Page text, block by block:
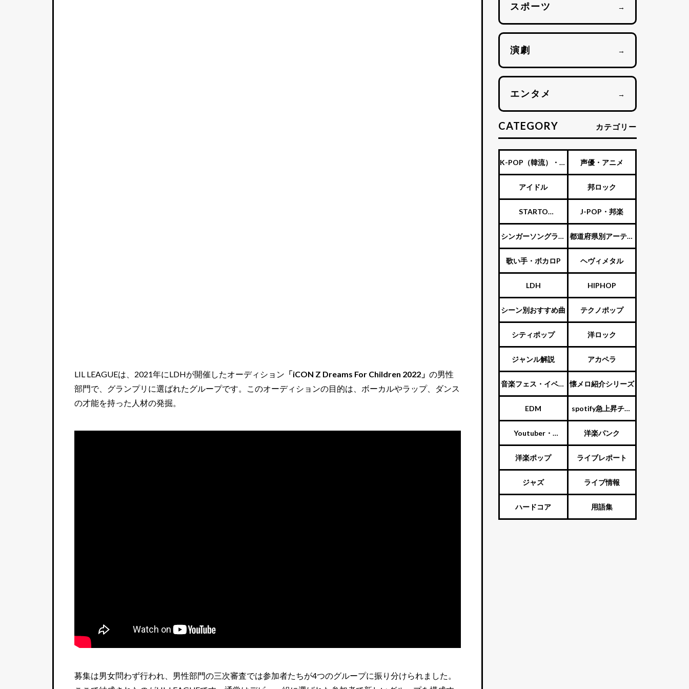
LIL LEAGUEは、2021年にLDHが開催したオーディション 「iCON Z Dreams For Children 2022」 の男性
部門で、グランプリに選ばれたグループです。このオーディションの目的は、ボーカルやラップ、ダンス
の才能を持った人材の発掘。
募集は男女問わず行われ、男性部門の三次審査では参加者たちが4つのグループに振り分けられました。
スポーツ →
演劇 →
エンタメ →
CATEGORY カテゴリー
K-POP（韓流）・海
外アーティスト
声優・アニメ
アイドル 邦ロック
STARTO
ENTERTAINMENT（旧
ジャニーズ）
J-POP・邦楽
シンガーソングライ
ター
都道府県別アーティ
スト
歌い手・ボカロP ヘヴィメタル
LDH HIPHOP
シーン別おすすめ曲 テクノポップ
シティポップ 洋ロック
ジャンル解説 アカペラ
音楽フェス・イベン
ト
懐メロ紹介シリーズ
EDM spotify急上昇チャ
ート
Youtuber・
Vtuber・歌い手
洋楽パンク
洋楽ポップ ライブレポート
ジャズ ライブ情報
ハードコア 用語集